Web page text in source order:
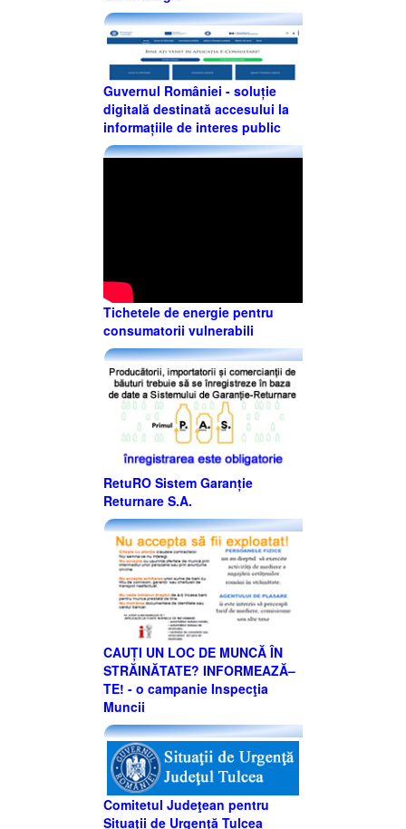
Guvernul României - soluție
digitală destinată accesului la
informațiile de interes public
Tichetele de energie pentru
consumatorii vulnerabili
RetuRO Sistem Garanție
Returnare S.A.
CAUȚI UN LOC DE MUNCĂ ÎN
STRĂINĂTATE? INFORMEAZĂ–
TE! - o campanie Inspecţia
Muncii
Comitetul Judeţean pentru
Situaţii de Urgenţă Tulcea